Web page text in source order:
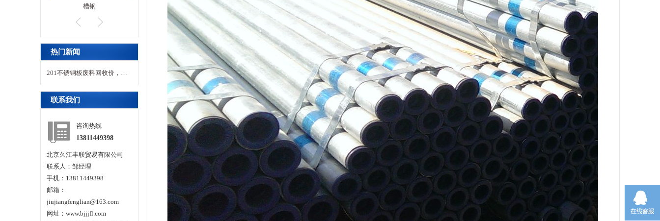
槽钢 镀锌管 镀锌管 焊管 焊管 角钢
热门新闻
201不锈钢板批发价格大盘点，你了…
201不锈钢板强度解析 硬实力究竟…
201不锈钢板废料回收价，一吨究竟…
201不锈钢板废品行情，一吨回收价…
201不锈钢板废品市场价格揭秘，一…
联系我们
咨询热线
13811449398
北京久江丰联贸易有限公司
联系人：邹经理
手机：13811449398
邮箱：
jiujiangfenglian@163.com
网址：www.bjjjfl.com